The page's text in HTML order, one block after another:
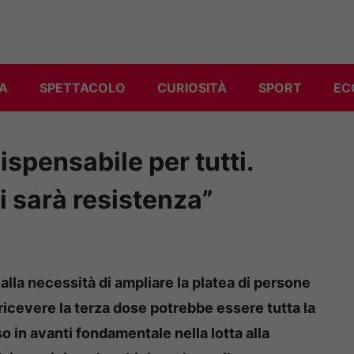
SPETTACOLO CURIOSITÀ SPORT
per tutti.
sarà resistenza”
necessità di ampliare la platea di persone
la terza dose potrebbe essere tutta la
in avanti fondamentale nella lotta alla